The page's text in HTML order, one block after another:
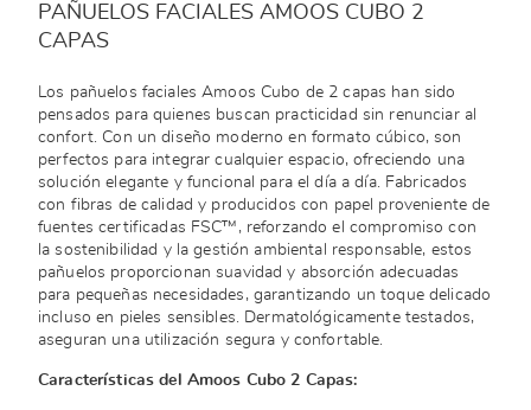
PAÑUELOS FACIALES AMOOS CUBO 2
CAPAS
Los pañuelos faciales Amoos Cubo de 2 capas han sido
pensados para quienes buscan practicidad sin renunciar al
confort. Con un diseño moderno en formato cúbico, son
perfectos para integrar cualquier espacio, ofreciendo una
solución elegante y funcional para el día a día. Fabricados
con fibras de calidad y producidos con papel proveniente de
fuentes certificadas FSC™, reforzando el compromiso con
la sostenibilidad y la gestión ambiental responsable, estos
pañuelos proporcionan suavidad y absorción adecuadas
para pequeñas necesidades, garantizando un toque delicado
incluso en pieles sensibles. Dermatológicamente testados,
aseguran una utilización segura y confortable.
Características del Amoos Cubo 2 Capas: